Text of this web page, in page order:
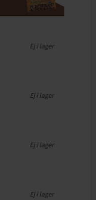
Ej i lager
Ej i lager
Ej i lager
Ej i lager